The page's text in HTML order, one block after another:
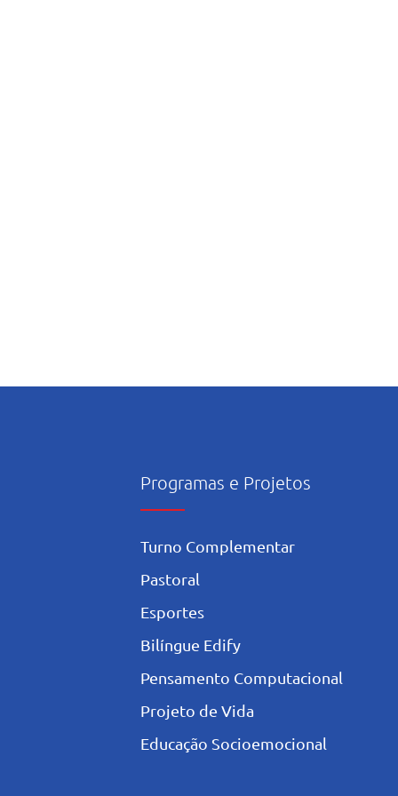
Programas e Projetos
Turno Complementar
Pastoral
Esportes
Bilíngue Edify
Pensamento Computacional
Projeto de Vida
Educação Socioemocional